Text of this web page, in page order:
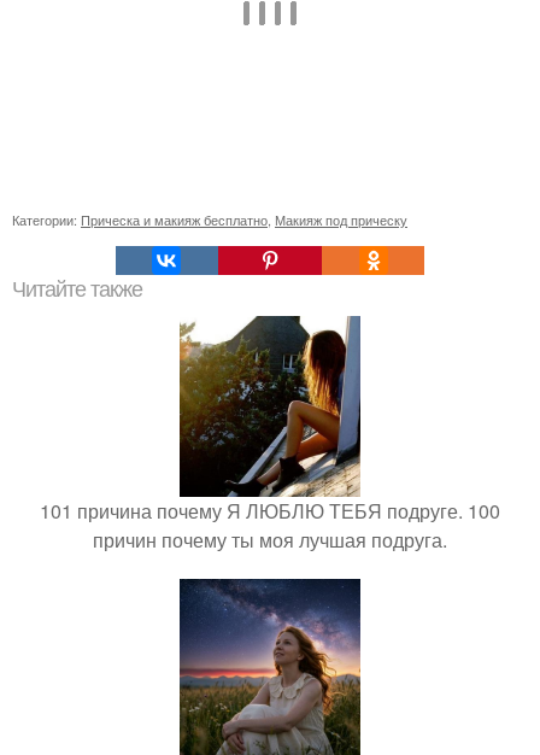
Категории: Прическа и макияж бесплатно Макияж под прическу
Читайте также
101 причина почему Я ЛЮБЛЮ ТЕБЯ подруге. 100
причин почему ты моя лучшая подруга.